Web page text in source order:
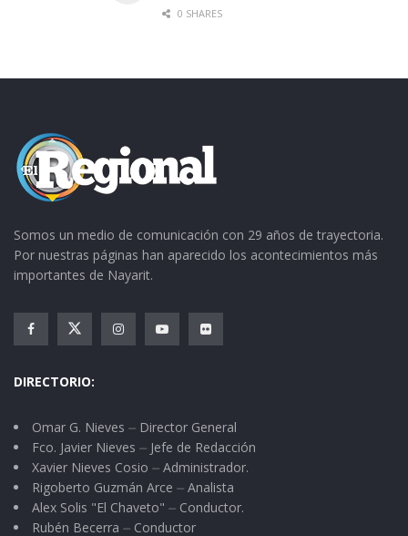
0 SHARES
Somos un medio de comunicación con 29 años de trayectoria.
Por nuestras páginas han aparecido los acontecimientos más
importantes de Nayarit.
DIRECTORIO:
Omar G. Nieves ⏤ Director General
Fco. Javier Nieves ⏤ Jefe de Redacción
Xavier Nieves Cosio ⏤ Administrador.
Rigoberto Guzmán Arce ⏤ Analista
Alex Solis "El Chaveto" ⏤ Conductor.
Rubén Becerra ⏤ Conductor